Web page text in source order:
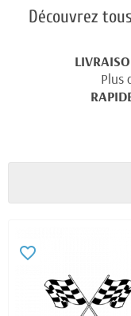
Découvrez
Plus
favorite_border